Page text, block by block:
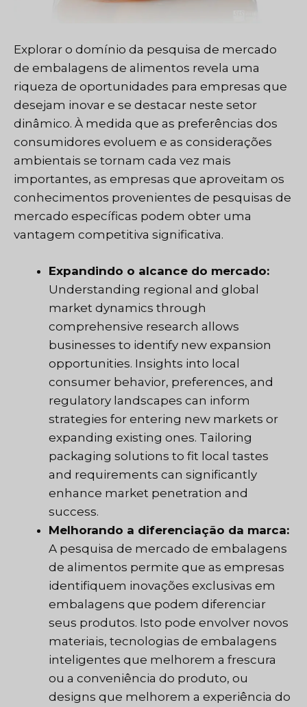
Explorar o domínio da pesquisa de mercado
de embalagens de alimentos revela uma
riqueza de oportunidades para empresas que
desejam inovar e se destacar neste setor
dinâmico. À medida que as preferências dos
consumidores evoluem e as considerações
ambientais se tornam cada vez mais
importantes, as empresas que aproveitam os
conhecimentos provenientes de pesquisas de
mercado específicas podem obter uma
vantagem competitiva significativa.
Expandindo o alcance do mercado:
Understanding regional and global
market dynamics through
comprehensive research allows
businesses to identify new expansion
opportunities. Insights into local
consumer behavior, preferences, and
regulatory landscapes can inform
strategies for entering new markets or
expanding existing ones. Tailoring
packaging solutions to fit local tastes
and requirements can significantly
enhance market penetration and
success.
Melhorando a diferenciação da marca:
A pesquisa de mercado de embalagens
de alimentos permite que as empresas
identifiquem inovações exclusivas em
embalagens que podem diferenciar
seus produtos. Isto pode envolver novos
materiais, tecnologias de embalagens
inteligentes que melhorem a frescura
ou a conveniência do produto, ou
designs que melhorem a experiência do